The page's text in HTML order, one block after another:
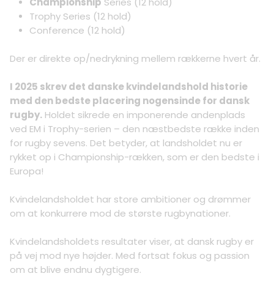
Trophy Series (12 hold)
Conference (12 hold)
Der er direkte op/nedrykning mellem rækkerne hvert år.
I 2025 skrev det danske kvindelandshold historie
med den bedste placering nogensinde for dansk
rugby. Holdet sikrede en imponerende andenplads
ved EM i Trophy-serien – den næstbedste række inden
for rugby sevens. Det betyder, at landsholdet nu er
rykket op i Championship-rækken, som er den bedste i
Europa!
Kvindelandsholdet har store ambitioner og drømmer
om at konkurrere mod de største rugbynationer.
Kvindelandsholdets resultater viser, at dansk rugby er
på vej mod nye højder. Med fortsat fokus og passion
om at blive endnu dygtigere.